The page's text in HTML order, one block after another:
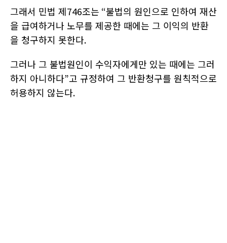
그래서 민법 제746조는 “불법의 원인으로 인하여 재산
을 급여하거나 노무를 제공한 때에는 그 이익의 반환
을 청구하지 못한다.
그러나 그 불법원인이 수익자에게만 있는 때에는 그러
하지 아니하다”고 규정하여 그 반환청구를 원칙적으로
허용하지 않는다.